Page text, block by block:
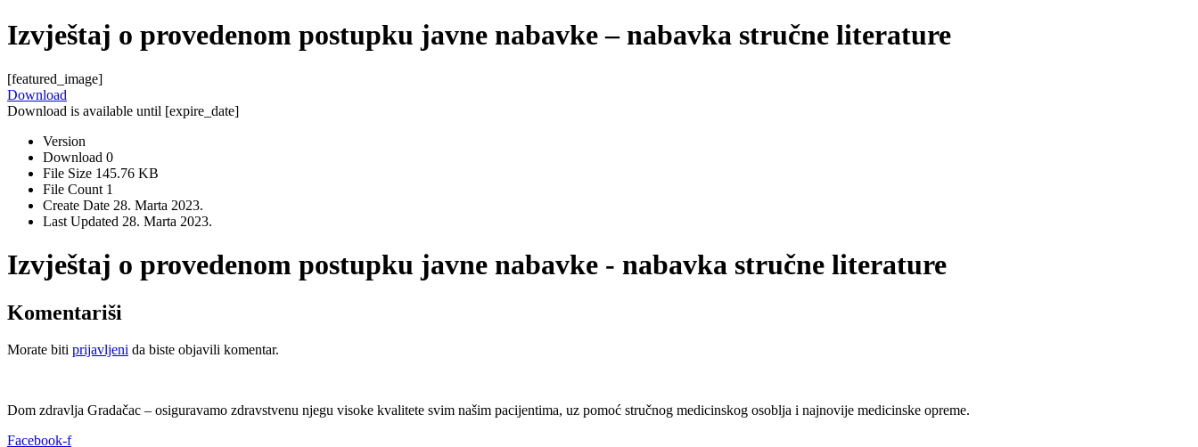
Izvještaj o provedenom postupku javne nabavke – nabavka stručne literature
[featured_image]
Download
Download is available until [expire_date]
Version
Download 0
File Size 145.76 KB
File Count 1
Create Date 28. Marta 2023.
Last Updated 28. Marta 2023.
Izvještaj o provedenom postupku javne nabavke - nabavka stručne literature
Komentariši
Morate biti prijavljeni da biste objavili komentar.
Dom zdravlja Gradačac – osiguravamo zdravstvenu njegu visoke kvalitete svim našim pacijentima, uz pomoć stručnog medicinskog osoblja i najnovije medicinske opreme.
Facebook-f